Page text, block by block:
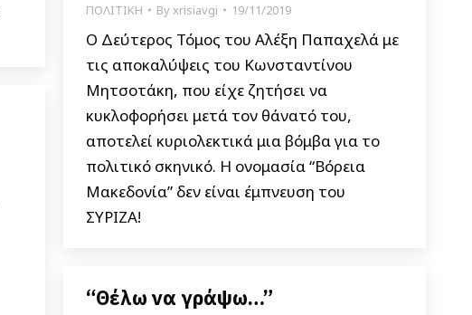
ΠΟΛΙΤΙΚΗ Byxrisiavgi 19/11/2019
Ο Δεύτερος Τόμος του Αλέξη Παπαχελά με
τις αποκαλύψεις του Κωνσταντίνου
Μητσοτάκη, που είχε ζητήσει να
κυκλοφορήσει μετά τον θάνατό του,
αποτελεί κυριολεκτικά μια βόμβα για το
πολιτικό σκηνικό. Η ονομασία “Βόρεια
Μακεδονία” δεν είναι έμπνευση του
ΣΥΡΙΖΑ!
“Θέλω να γράψω…”